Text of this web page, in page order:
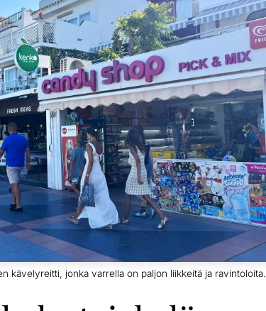
kävelyreitti, jonka varrella on paljon liikkeitä ja ravintoloita.